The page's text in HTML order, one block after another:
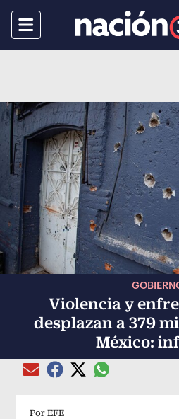
Menu
Violencia y
desplazan a 379
México:
Compartir el artículo actual
Compartir el artículo
Compartir el artículo
Compartir el
Por EFE